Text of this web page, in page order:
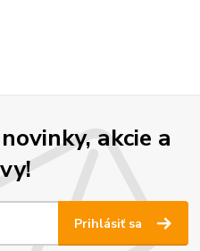
akcie a
Prihlásiť sa